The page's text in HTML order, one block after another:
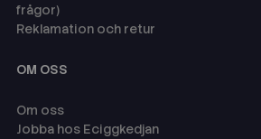
frågor)
Reklamation och retur
OM OSS
Om oss
Jobba hos Eciggkedjan